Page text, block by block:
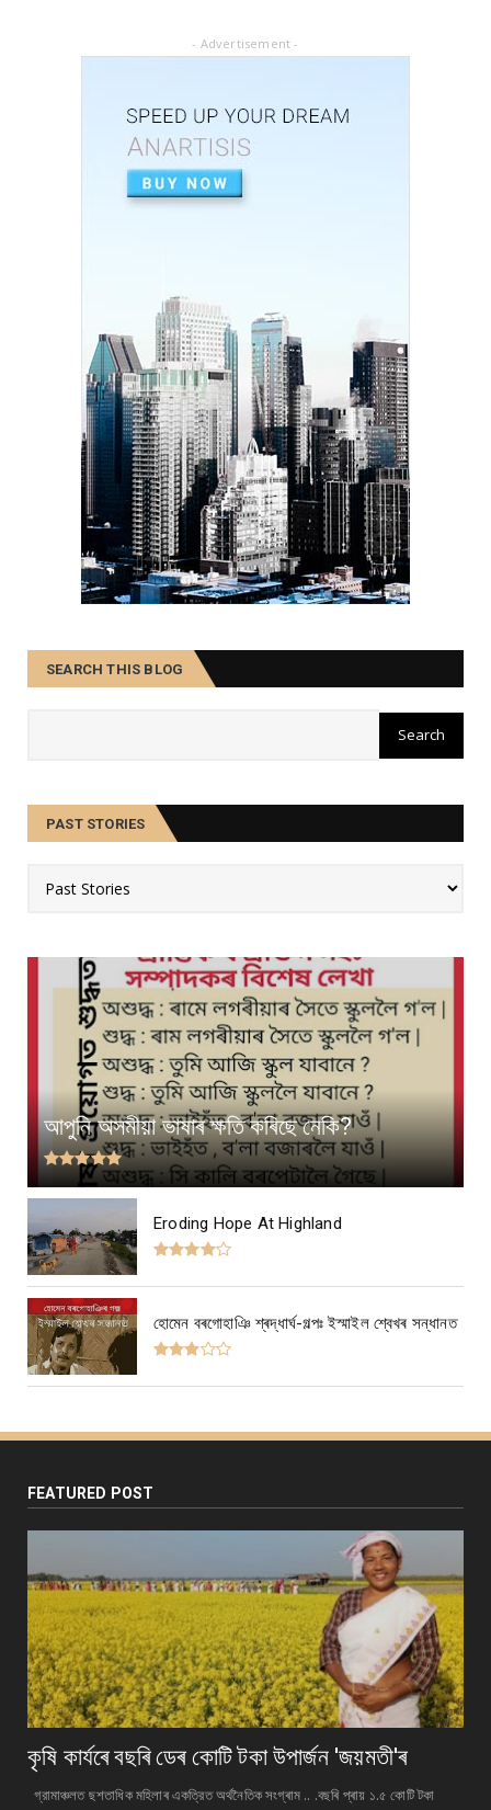
February 04, 2025
একালৰ উগ্ৰপন্থী কবলিত দূৰ্গম গাঁৱৰ পৰা ৰাষ্ট্ৰীয় পৰ্যায়লৈ ময়...
December 26, 2024
SOCIAL
- Advertisement -
SEARCH THIS BLOG
PAST STORIES
আপুনি অসমীয়া ভাষাৰ ক্ষতি কৰিছে নেকি?
Eroding Hope At Highland
হোমেন বৰগোহাঞি শ্ৰদ্ধাৰ্ঘ-গল্পঃ ইস্মাইল শ্বেখৰ সন্ধানত
FEATURED POST
কৃষি কাৰ্যৰে বছৰি ডেৰ কোটি টকা উপার্জন 'জয়মতী'ৰ
গ্রামাঞ্চলত ছশতাধিক মহিলাৰ একত্রিত অর্থনৈতিক সংগ্ৰাম .. .বছৰি প্ৰায় ১.৫ কোটি টকা